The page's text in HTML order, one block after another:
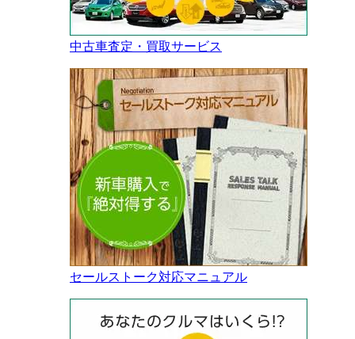
中古車査定・買取サービス
セールストーク対応マニュアル